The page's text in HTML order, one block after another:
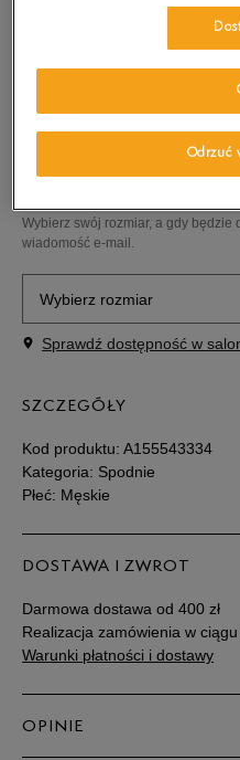
TIMBERLAND
159,99zł
Wybierz swój rozmiar, a gdy będzie
wiadomość e-mail.
Wybierz rozmiar
Powiadom o
dostępności
34/34
Powiadom o
38/34
Powiadom o
dostępności
Sprawdź dostępność w
SZCZEGÓŁY
Kod produktu: A155543334
Kategoria: Spodnie
Płeć: Męskie
DOSTAWA I ZWROT
Darmowa dostawa od 400 zł
Realizacja zamówienia w
Warunki płatności i dostawy
OPINIE
Odrzuć